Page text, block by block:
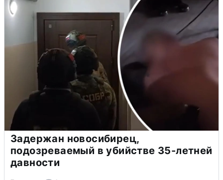
Задержан новосибирец,
подозреваемый в убийстве 35-летней
давности